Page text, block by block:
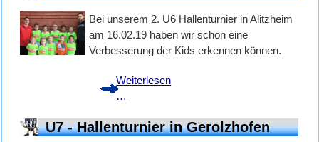
U6/U7
Bei unserem 2. U6 Hallenturnier in Alitzheim
am 16.02.19 haben wir schon eine
Verbesserung der Kids erkennen können.
Weiterlesen
…
der
U7 - Hallenturnier in Gerolzhofen